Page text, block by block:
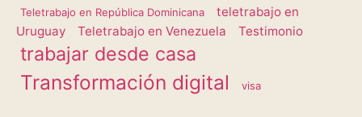
Teletrabajo en República Dominicana
teletrabajo en
Uruguay
Teletrabajo en Venezuela Testimonio
trabajar desde casa
Transformación digital visa